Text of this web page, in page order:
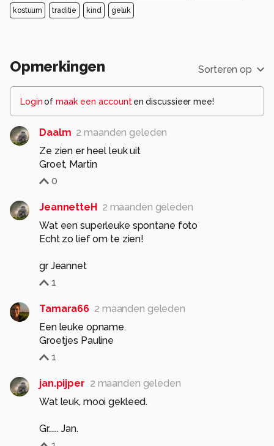
kostuum traditie kind geluk
Opmerkingen Sorteren op
Loginof maak een account en discussieer mee!
Daalm 2 maanden geleden
Ze zien er heel leuk uit
Groet, Martin
0
JeannetteH
2 maanden geleden
Wat een superleuke spontane foto
Echt zo lief om te zien!
gr Jeannet
1
Tamara66 2 maanden geleden
Een leuke opname.
Groetjes Pauline
1
jan.pijper 2 maanden geleden
Wat leuk, mooi gekleed.
Gr...... Jan.